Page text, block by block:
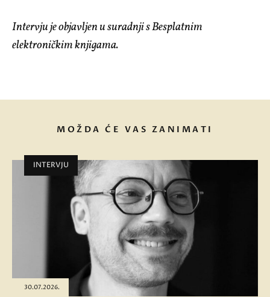
Intervju je objavljen u suradnji s Besplatnim
elektroničkim knjigama.
MOŽDA ĆE VAS ZANIMATI
INTERVJU
30.07.2026.